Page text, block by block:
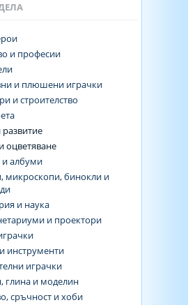
и професии
и плюшени играчки
и строителство
оцветяване
албуми
микроскопи, бинокли и
и наука
и проектори
инструменти
играчки
глина и моделин
сръчност и хоби